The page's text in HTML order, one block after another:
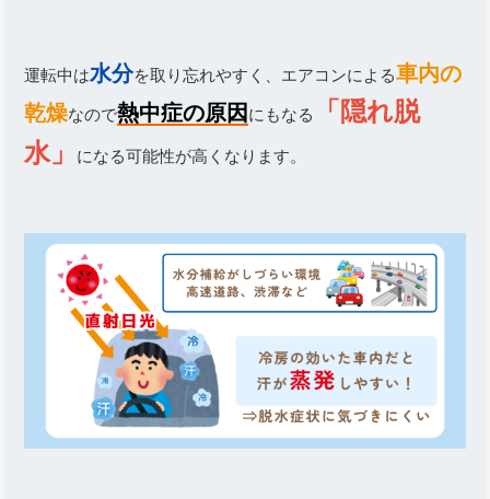
運転中は水分を取り忘れやすく、エアコンによる車内の
乾燥なので熱中症の原因 にもなる
「隠れ脱
水」
になる可能性が高くなります。